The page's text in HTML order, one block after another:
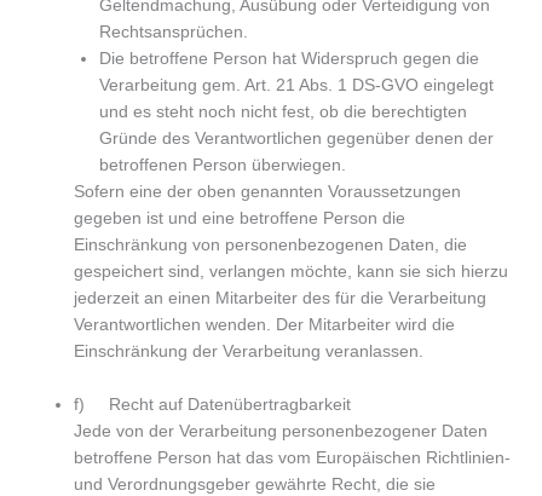
Geltendmachung, Ausübung oder Verteidigung von
Rechtsansprüchen.
Die betroffene Person hat Widerspruch gegen die
Verarbeitung gem. Art. 21 Abs. 1 DS-GVO eingelegt
und es steht noch nicht fest, ob die berechtigten
Gründe des Verantwortlichen gegenüber denen der
betroffenen Person überwiegen.
Sofern eine der oben genannten Voraussetzungen
gegeben ist und eine betroffene Person die
Einschränkung von personenbezogenen Daten, die
gespeichert sind, verlangen möchte, kann sie sich hierzu
jederzeit an einen Mitarbeiter des für die Verarbeitung
Verantwortlichen wenden. Der Mitarbeiter wird die
Einschränkung der Verarbeitung veranlassen.
f) Recht auf Datenübertragbarkeit
Jede von der Verarbeitung personenbezogener Daten
betroffene Person hat das vom Europäischen Richtlinien-
und Verordnungsgeber gewährte Recht, die sie